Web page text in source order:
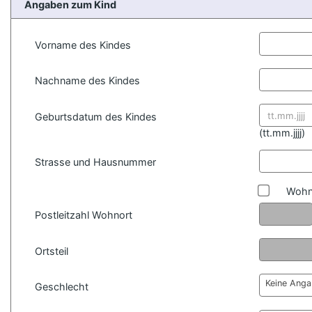
Angaben zum Kind
Vorname des Kindes
Nachname des Kindes
Geburtsdatum des Kindes
(Datum
tt.mm.jjjj)
Strasse und Hausnummer
Postleitzahl Wohnort
Ortsteil
Geschlecht Keine